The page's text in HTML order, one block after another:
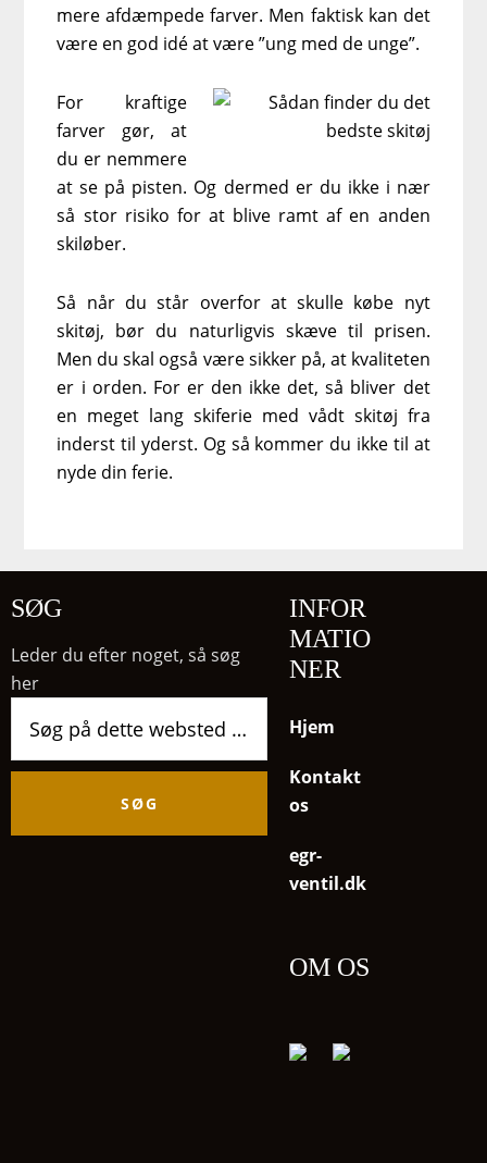
mere afdæmpede farver. Men faktisk kan det
være en god idé at være ”ung med de unge”.
For kraftige
farver gør, at
du er nemmere
at se på pisten. Og dermed er du ikke i nær
så stor risiko for at blive ramt af en anden
skiløber.
Så når du står overfor at skulle købe nyt
skitøj, bør du naturligvis skæve til prisen.
Men du skal også være sikker på, at kvaliteten
er i orden. For er den ikke det, så bliver det
en meget lang skiferie med vådt skitøj fra
inderst til yderst. Og så kommer du ikke til at
nyde din ferie.
SØG
Leder du efter noget, så søg
her
dette
INFOR
MATIO
NER
Hjem
Kontakt
os
egr-
ventil.dk
OM OS